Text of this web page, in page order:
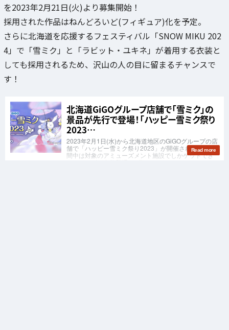
を2023年2月21日(火)より募集開始！
採用された作品はねんどろいど(フィギュア)化を予定。
さらに北海道を応援するフェスティバル「SNOW MIKU 202
4」で「雪ミク」と「ラビット・ユキネ」が着用する衣装と
しても採用されるため、沢山の人の目に留まるチャンスで
す！